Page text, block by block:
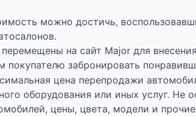
можно достичь,
на сайт Major для
покупателю забронировать
цена перепродажи
оборудования или иных услуг. Не
цены, цвета, модели и